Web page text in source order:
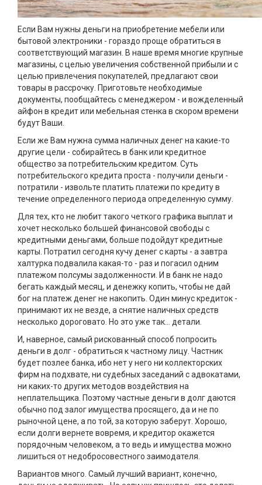
Если Вам нужны деньги на приобретение мебели или
бытовой электроники - гораздо проще обратиться в
соответствующий магазин. В наше время многие крупные
магазины, с целью увеличения собственной прибыли и с
целью привлечения покупателей, предлагают свои
товары в рассрочку. Приготовьте необходимые
документы, пообщайтесь с менеджером - и вожделенный
айфон в кредит или мебельная стенка в скором времени
будут Ваши.
Если же Вам нужна сумма наличных денег на какие-то
другие цели - собирайтесь в банк или кредитное
общество за потребительским кредитом. Суть
потребительского кредита проста - получили деньги -
потратили - извольте платить платежи по кредиту в
течение определенного периода определенную сумму.
Для тех, кто не любит такого четкого графика выплат и
хочет несколько большей финансовой свободы с
кредитными деньгами, больше подойдут кредитные
карты. Потратил сегодня кучу денег с карты - а завтра
халтурка подвалила какая-то - раз и погасил одним
платежом полсумы задолженности. И в банк не надо
бегать каждый месяц, и денежку копить, чтобы не дай
бог на платеж денег не накопить. Один минус кредиток -
принимают их не везде, а снятие наличных средств
несколько дороговато. Но это уже так... детали.
И, наверное, самый рискованный способ попросить
деньги в долг - обратиться к частному лицу. Частник
будет позлее банка, ибо нет у него ни коллекторских
фирм на подхвате, ни судебных заседаний с адвокатами,
ни каких-то других методов воздействия на
неплательщика. Поэтому частные деньги в долг даются
обычно под залог имущества просящего, да и не по
рыночной цене, а по той, за которую заберут. Хорошо,
если долги вернете вовремя, и кредитор окажется
порядочным человеком, а то ведь и имущества можно
лишиться от недобросовестного заимодателя.
Вариантов много. Самый лучший вариант, конечно,